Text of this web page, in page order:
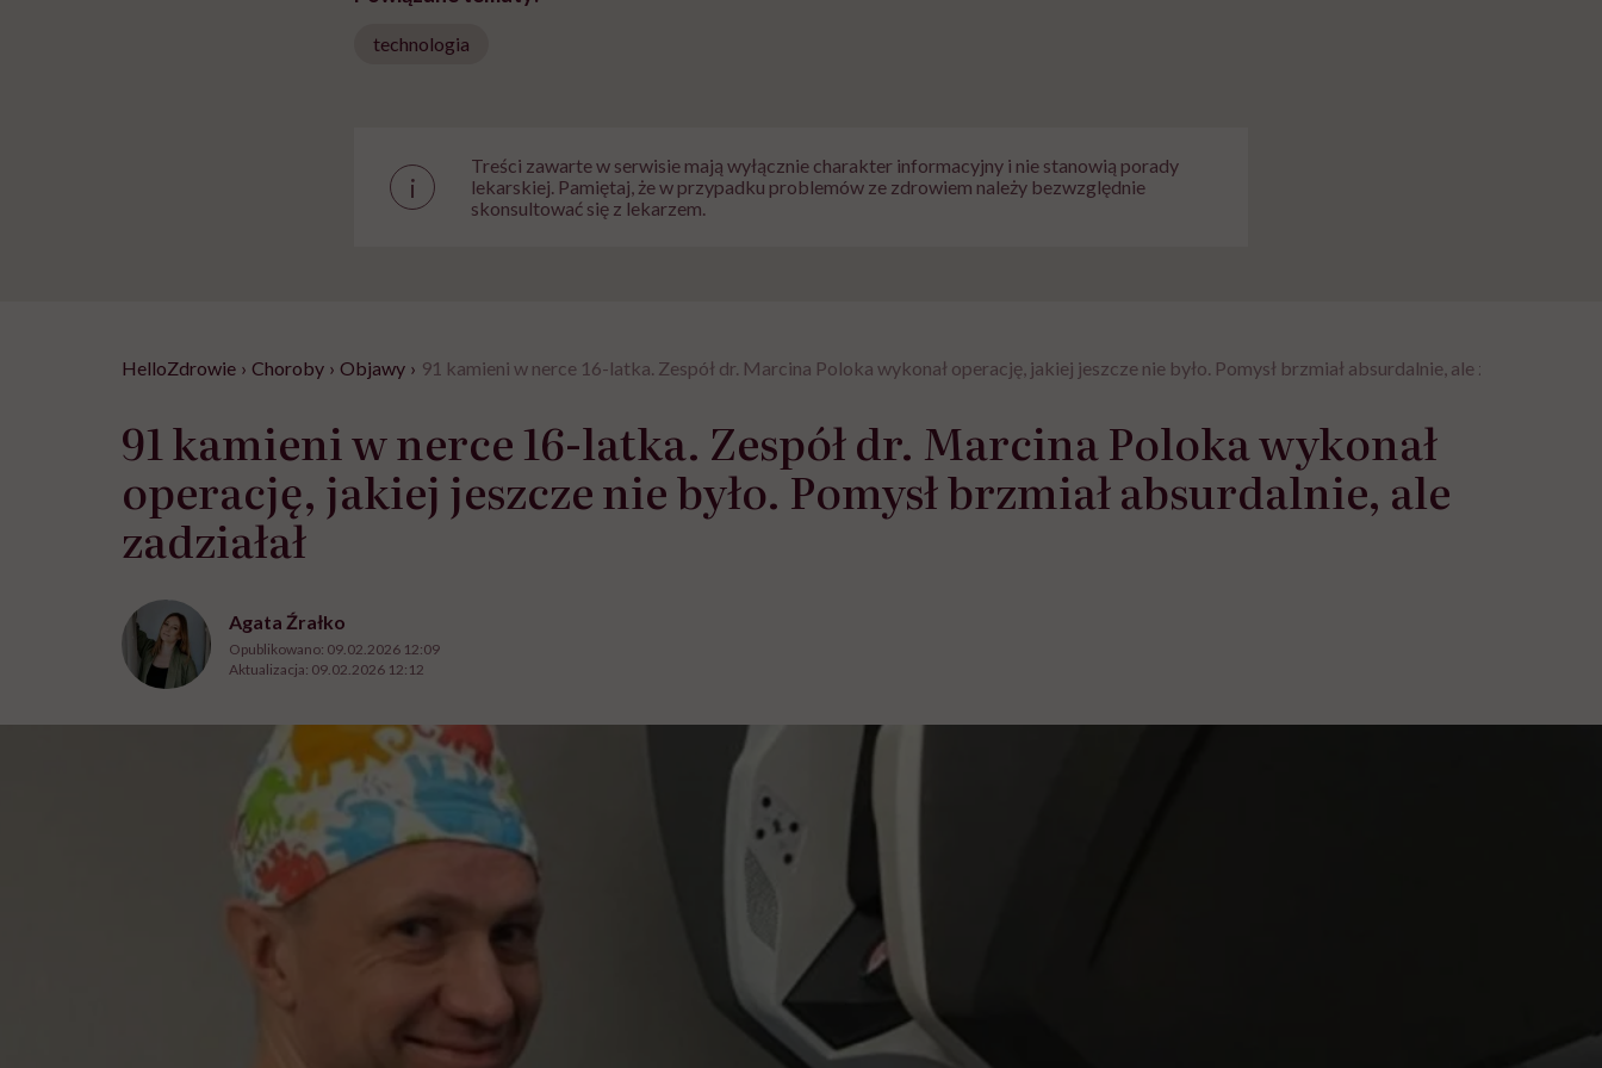
technologia
i
Treści zawarte w serwisie mają wyłącznie charakter informacyjny i nie stanowią porady
lekarskiej. Pamiętaj, że w przypadku problemów ze zdrowiem należy bezwzględnie
skonsultować się z lekarzem.
HelloZdrowie › Choroby › Objawy › 91 kamieni w nerce 16-latka. Zespół dr. Marcina Poloka wykonał operację, jakiej jeszcze nie było. Pomysł brzmiał absurdalnie, ale zadziałał
91 kamieni w nerce 16-latka. Zespół dr. Marcina Poloka wykonał
operację, jakiej jeszcze nie było. Pomysł brzmiał absurdalnie, ale
zadziałał
Agata Źrałko
Opublikowano: 09.02.2026 12:09
Aktualizacja: 09.02.2026 12:12